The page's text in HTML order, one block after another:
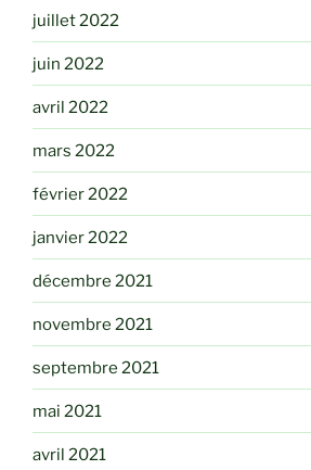
juillet 2022
juin 2022
avril 2022
mars 2022
février 2022
janvier 2022
décembre 2021
novembre 2021
septembre 2021
mai 2021
avril 2021